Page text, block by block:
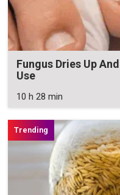
Fungus Dries Up
Use
10 h 28 min